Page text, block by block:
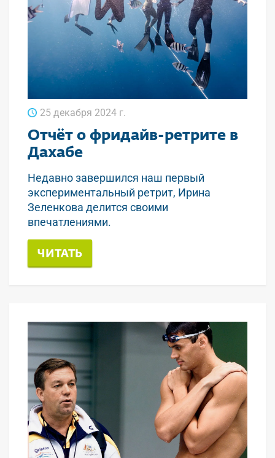
25 декабря 2024 г.
Отчёт о фридайв-ретрите в
Дахабе
Недавно завершился наш первый
экспериментальный ретрит, Ирина
Зеленкова делится своими
впечатлениями.
ЧИТАТЬ